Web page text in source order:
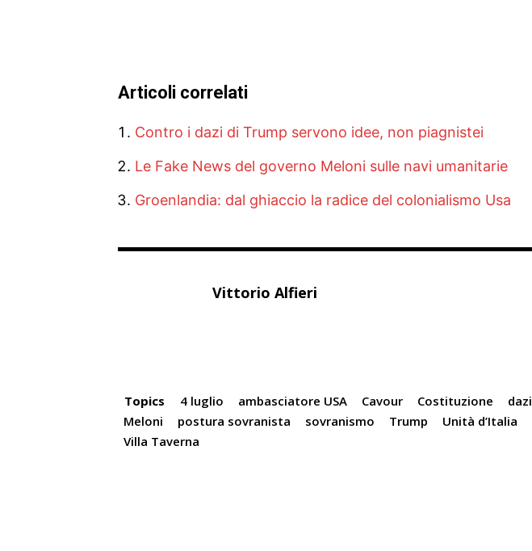
Articoli correlati
Contro i dazi di Trump servono idee, non piagnistei
Le Fake News del governo Meloni sulle navi umanitarie
Groenlandia: dal ghiaccio la radice del colonialismo Usa
Vittorio Alfieri
Topics 4 luglio ambasciatore USA Cavour Costituzione
dazi
Meloni
postura sovranista sovranismo Trump Unità d’Italia
Villa Taverna